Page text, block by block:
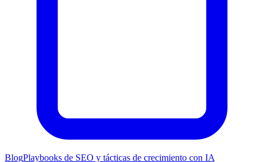
BlogPlaybooks de SEO y tácticas de crecimiento con IA